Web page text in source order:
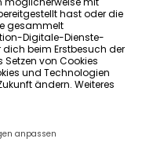
verlängern.
besteht
stellt zwar
garantiert
klar aufgeteilt: